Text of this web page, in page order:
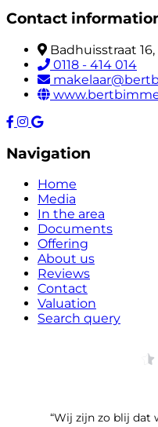
Contact
Badhuisstraat
0118 - 414 014
Navigation
Home
Media
In the area
Documents
Offering
About us
Reviews
Contact
Valuation
Search query
“Wij zijn zo blij dat